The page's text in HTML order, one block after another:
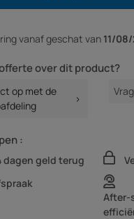
vanafgeschat van 11/
over dit product?
op met de
:
dagen geld terug
After-